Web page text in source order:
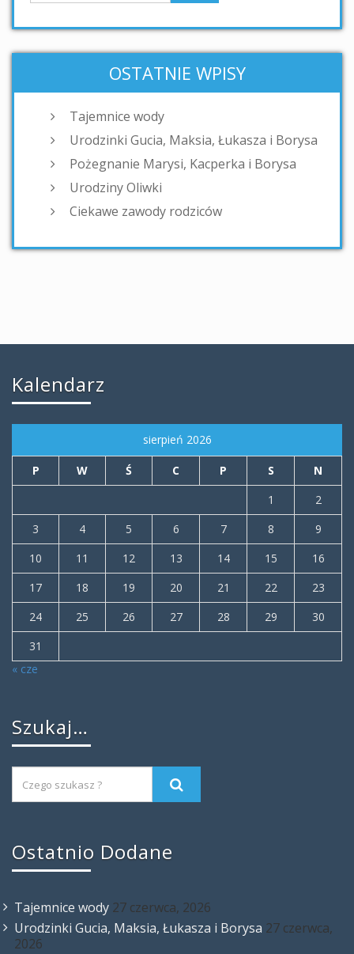
OSTATNIE WPISY
Tajemnice wody
Urodzinki Gucia, Maksia, Łukasza i Borysa
Pożegnanie Marysi, Kacperka i Borysa
Urodziny Oliwki
Ciekawe zawody rodziców
Kalendarz
sierpień 2026
P W Ś C P S
N
1
2
3
4 5 6 7 8
9
10
11 12 13 14 15
16
17
18 19 20 21 22
23
24
25 26 27 28 29
30
31
« cze
Szukaj…
Ostatnio Dodane
Tajemnice wody 27 czerwca, 2026
Urodzinki Gucia, Maksia, Łukasza i Borysa 27 czerwca,
2026